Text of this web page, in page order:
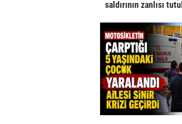
saldırının zanlısı